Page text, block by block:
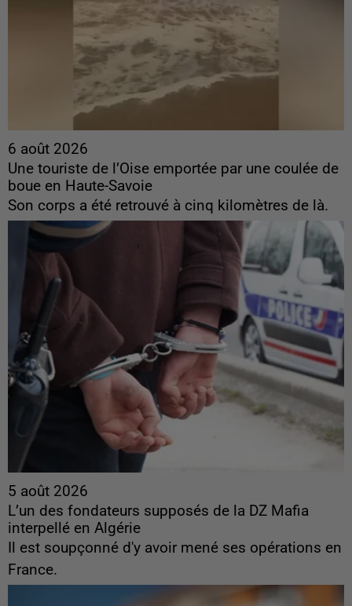
6 août 2026
Une touriste de l’Oise emportée par une coulée de
boue en Haute-Savoie
Son corps a été retrouvé à cinq kilomètres de là.
5 août 2026
L’un des fondateurs supposés de la DZ Mafia
interpellé en Algérie
Il est soupçonné d'y avoir mené ses opérations en
France.